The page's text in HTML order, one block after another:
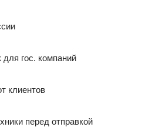
гос. компаний
клиентов
перед отправкой